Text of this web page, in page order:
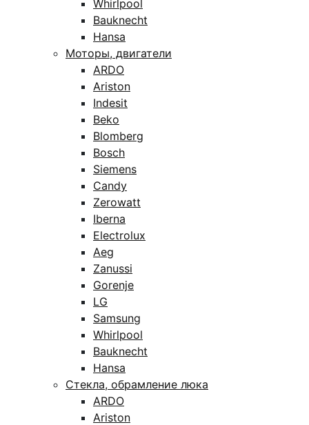
Whirlpool
Bauknecht
Hansa
Моторы, двигатели
ARDO
Ariston
Indesit
Beko
Blomberg
Bosch
Siemens
Candy
Zerowatt
Iberna
Electrolux
Aeg
Zanussi
Gorenje
LG
Samsung
Whirlpool
Bauknecht
Hansa
Стекла, обрамление люка
ARDO
Ariston